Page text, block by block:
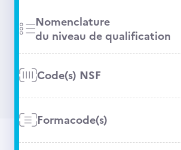
Nomenclature
du niveau de qualification
Code(s) NSF
Formacode(s)